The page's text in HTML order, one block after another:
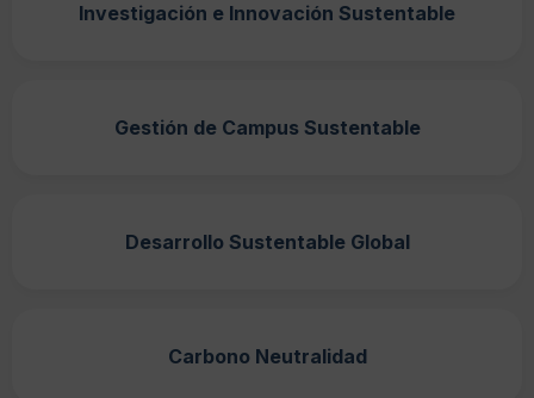
Investigación e Innovación Sustentable
Gestión de Campus Sustentable
Desarrollo Sustentable Global
Carbono Neutralidad